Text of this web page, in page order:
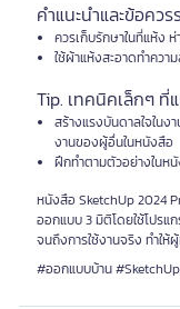
คำแนะนำและข้อควร
ควรเก็บรักษาในที่แห้ง
ใช้ผ้าแห้งสะอาดทำควา
Tip. เทคนิคเล็กๆ ที่
สร้างแรงบันดาลใจใน
งานของผู้อื่นในหนังสือ
ฝึกทำตามตัวอย่างในห
หนังสือ SketchUp 2024
ออกแบบ 3 มิติโดยใช้โปรแ
จนถึงการใช้งานจริง ทำใ
#ออกแบบบ้าน